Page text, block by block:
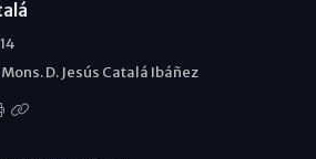
D. Jesús Catalá Ibáñez